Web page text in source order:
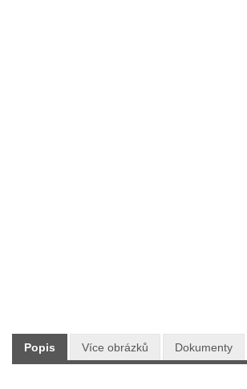
Popis Více obrázků Dokumenty